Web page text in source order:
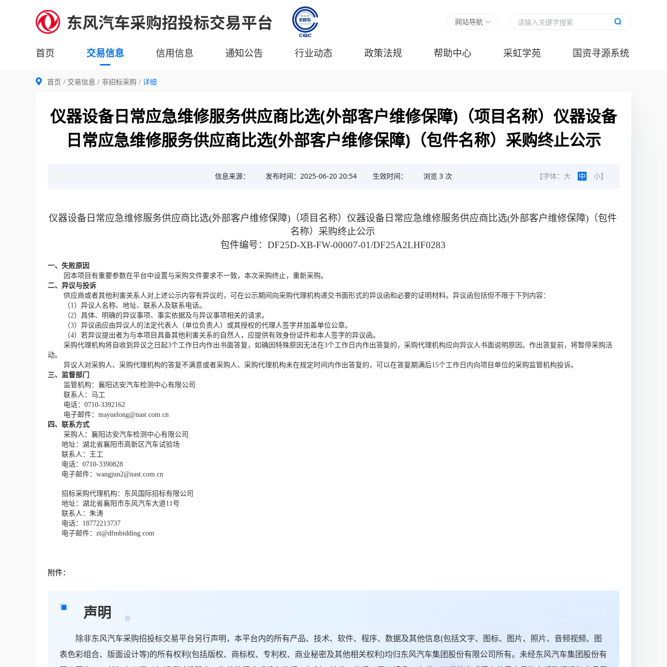
网站导航
首页 交易信息 信用信息 通知公告 行业动态 政策法规 帮助中心 采虹学苑 国资寻源系统
首页 交易信息 非招标采购 详细
仪器设备日常应急维修服务供应商比选(外部客户维修保障)（项目名称）仪器设备
日常应急维修服务供应商比选(外部客户维修保障)（包件名称）采购终止公示
信息来源： 发布时间：2025-06-20 20:54 生效时间： 浏览 3 次 【字体： 大 中 小】
仪器设备日常应急维修服务供应商比选(外部客户维修保障)（项目名称）仪器设备日常应急维修服务供应商比选(外部客户维修保障)（包件
名称）采购终止公示
包件编号：DF25D-XB-FW-00007-01/DF25A2LHF0283
一、 失败原因
因本项目有重要参数在平台中设置与采购文件要求不一致，本次采购终止，重新采购。
二、异议与投诉
供应商或者其他利害关系人对上述公示内容有异议的，可在公示期间向采购代理机构递交书面形式的异议函和必要的证明材料。异议函包括但不限于下列内容：
（1）异议人名称、地址、联系人及联系电话。
（2）具体、明确的异议事项、事实依据及与异议事项相关的请求。
（3）异议函应由异议人的法定代表人（单位负责人）或其授权的代理人签字并加盖单位公章。
（4）若异议提出者为与本项目具备其他利害关系的自然人，应提供有效身份证件和本人签字的异议函。
采购代理机构将自收到异议之日起3个工作日内作出书面答复，如确因特殊原因无法在3个工作日内作出答复的，采购代理机构应向异议人书面说明原因。作出答复前，将暂停采购活
动。
异议人对采购人、采购代理机构的答复不满意或者采购人、采购代理机构未在规定时间内作出答复的，可以在答复期满后15个工作日内向项目单位的采购监管机构投诉。
三、监督部门
监管机构：襄阳达安汽车检测中心有限公司
联系人：马工
电话：0710-3392162
电子邮件：mayuelong@nast.com.cn
四、联系方式
采购人：襄阳达安汽车检测中心有限公司
地址：湖北省襄阳市高新区汽车试验场
联系人：王工
电话：0710-3390828
电子邮件：wangjun2@nast.com.cn
招标采购代理机构：东风国际招标有限公司
地址：湖北省襄阳市东风汽车大道11号
联系人：朱涛
电话：18772213737
电子邮件：zt@dfmbidding.com
附件：
声明
除非东风汽车采购招投标交易平台另行声明，本平台内的所有产品、技术、软件、程序、数据及其他信息(包括文字、图标、图片、照片、音频视频、图
表色彩组合、版面设计等)的所有权利(包括版权、商标权、专利权、商业秘密及其他相关权利)均归东风汽车集团股份有限公司所有。未经东风汽车集团股份有